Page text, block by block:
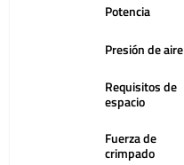
Potencia
Presión de aire
Requisitos de
espacio
Fuerza de
crimpado